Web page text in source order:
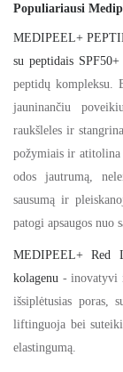
Populiariausi
MEDIPEEL+
su peptidais
peptidų kompleksu.
jauninančiu
raukšleles ir
požymiais ir atitolina
odos jautrumą,
sausumą ir
patogi apsaugos nuo
MEDIPEEL+ Red
kolagenu - inovatyvi
išsiplėtusias poras,
liftinguoja bei
elastingumą.